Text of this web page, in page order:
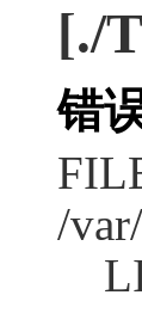
[./
错
/